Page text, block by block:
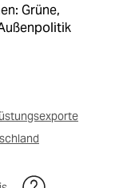
Grüne,